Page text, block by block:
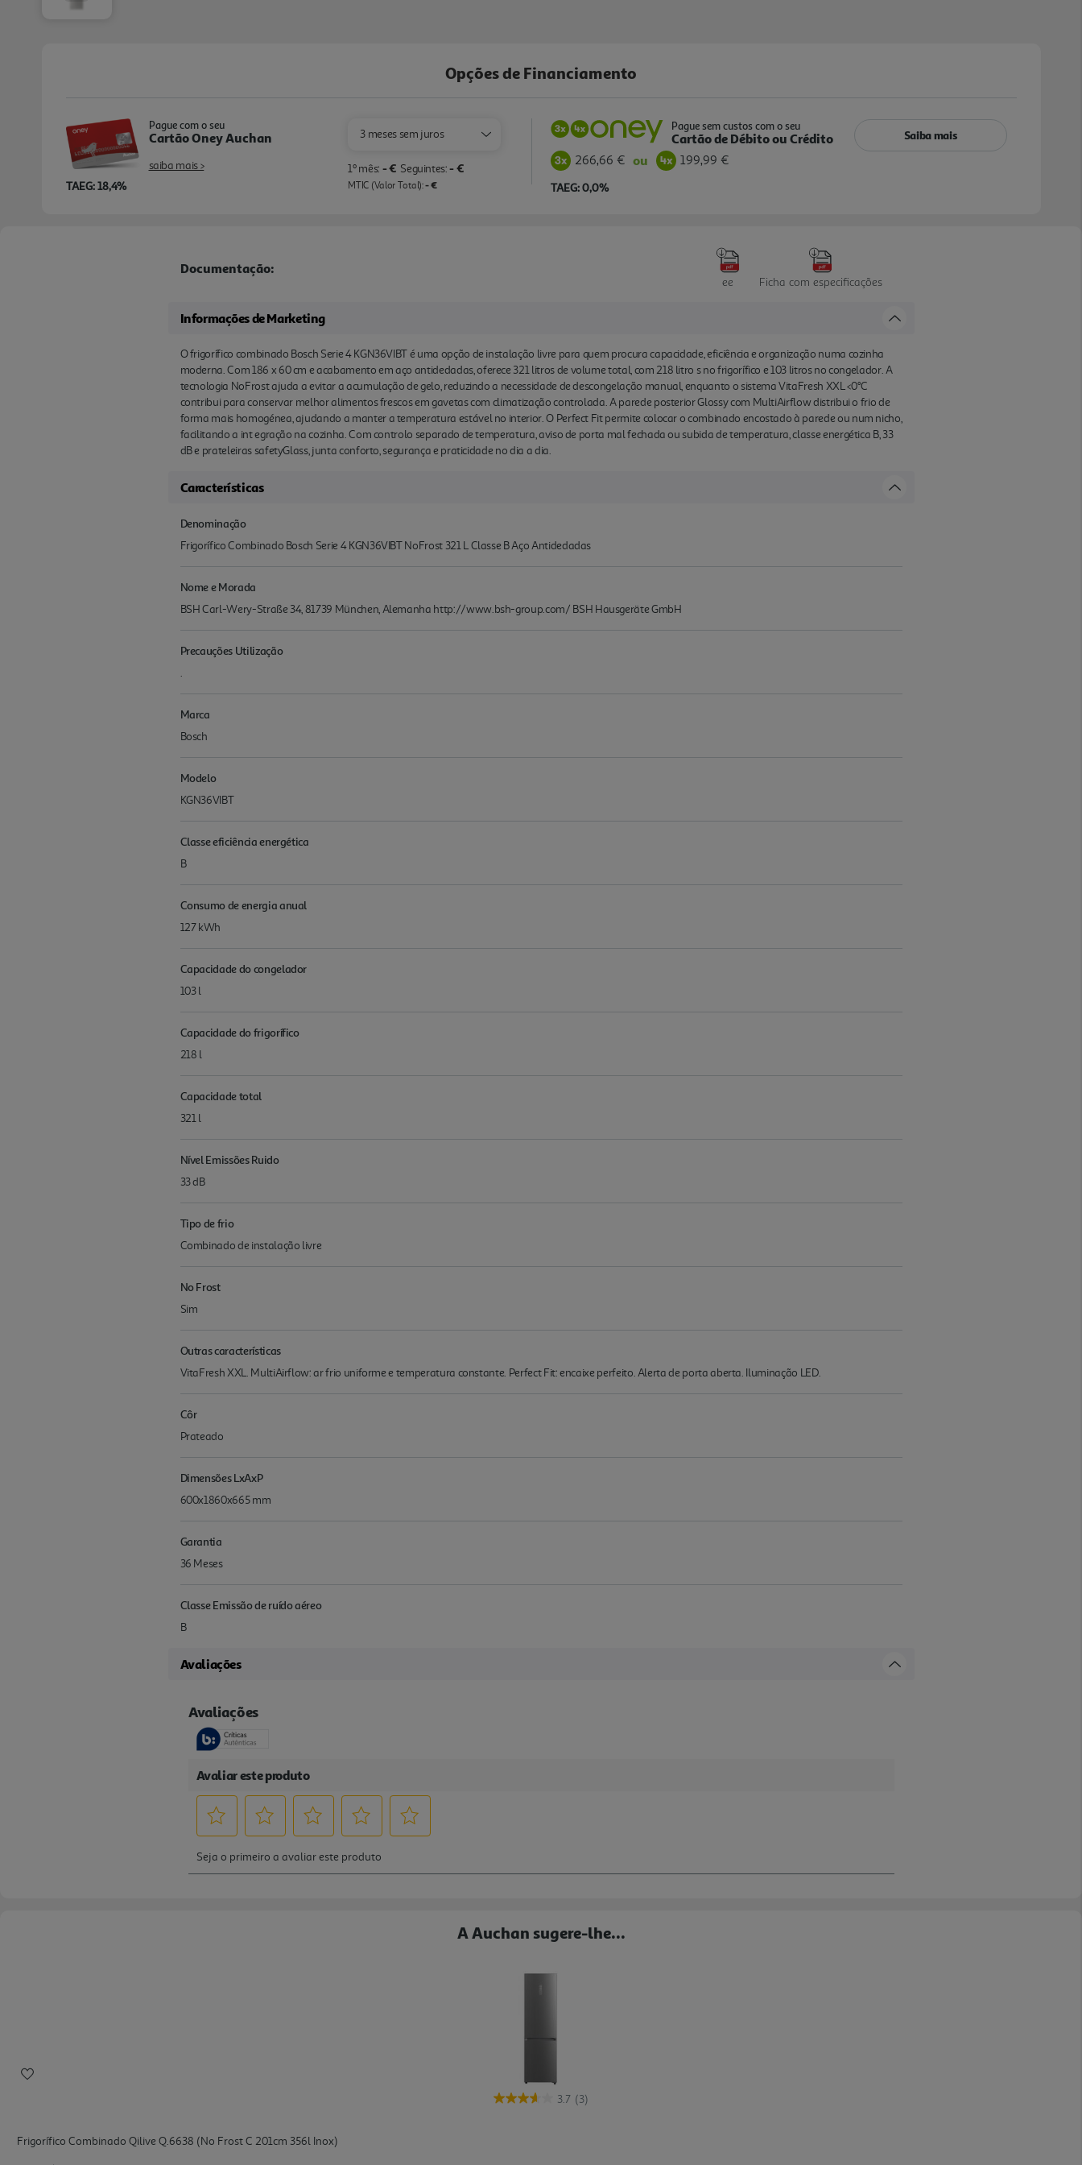
Opções de Financiamento
TAEG: 18,4%
Pague com o seu
Cartão Oney Auchan
saiba mais >
3 meses sem juros
1º mês: - € Seguintes:- €
MTIC (Valor Total):- €
Pague sem custos com o seu
Cartão de Débito ou Crédito
266,66 € ou 199,99 €
TAEG: 0,0%
Saiba mais
Documentação:
ee Ficha com especificações
Informações de Marketing
O frigorífico combinado Bosch Serie 4 KGN36VIBT é uma opção de instalação livre para quem procura capacidade, eficiência e organização numa cozinha
moderna. Com 186 x 60 cm e acabamento em aço antidedadas, oferece 321 litros de volume total, com 218 litro s no frigorífico e 103 litros no congelador. A
tecnologia NoFrost ajuda a evitar a acumulação de gelo, reduzindo a necessidade de descongelação manual, enquanto o sistema VitaFresh XXL <0°C
contribui para conservar melhor alimentos frescos em gavetas com climatização controlada. A parede posterior Glossy com MultiAirflow distribui o frio de
forma mais homogénea, ajudando a manter a temperatura estável no interior. O Perfect Fit permite colocar o combinado encostado à parede ou num nicho,
facilitando a int egração na cozinha. Com controlo separado de temperatura, aviso de porta mal fechada ou subida de temperatura, classe energética B, 33
dB e prateleiras safetyGlass, junta conforto, segurança e praticidade no dia a dia.
Características
Denominação
Frigorífico Combinado Bosch Serie 4 KGN36VIBT NoFrost 321 L Classe B Aço Antidedadas
Nome e Morada
BSH Carl-Wery-Straße 34, 81739 München, Alemanha http://www.bsh-group.com/ BSH Hausgeräte GmbH
Precauções Utilização
.
Marca
Bosch
Modelo
KGN36VIBT
Classe eficiência energética
B
Consumo de energia anual
127 kWh
Capacidade do congelador
103 l
Capacidade do frigorífico
218 l
Capacidade total
321 l
Nível Emissões Ruido
33 dB
Tipo de frio
Combinado de instalação livre
No Frost
Sim
Outras características
VitaFresh XXL. MultiAirflow: ar frio uniforme e temperatura constante. Perfect Fit: encaixe perfeito. Alerta de porta aberta. Iluminação LED.
Côr
Prateado
Dimensões LxAxP
600x1860x665 mm
Garantia
36 Meses
Classe Emissão de ruído aéreo
B
Avaliações
A Auchan sugere-lhe...
3.7 (3)
Frigorífico Combinado Qilive Q.6638 (no Frost C 201cm 356l Inox)